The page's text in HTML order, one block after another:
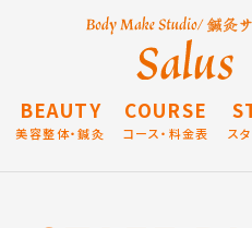
BEAUTY
美容整体・鍼灸
COURSE
コース・料金表 ス